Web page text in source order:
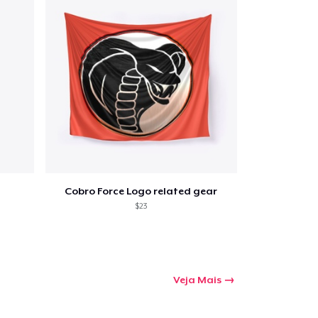
Cobro Force Logo related gear
$23
Veja Mais